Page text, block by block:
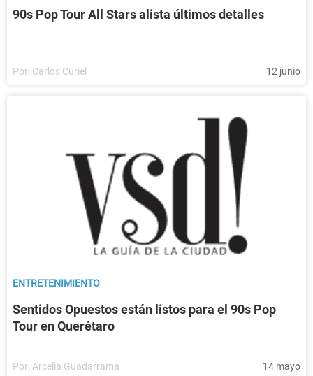
90s Pop Tour All Stars alista últimos detalles
Por: Carlos Curiel 12 junio
ENTRETENIMIENTO
Sentidos Opuestos están listos para el 90s Pop
Tour en Querétaro
Por: Arcelia Guadarrama 14 mayo